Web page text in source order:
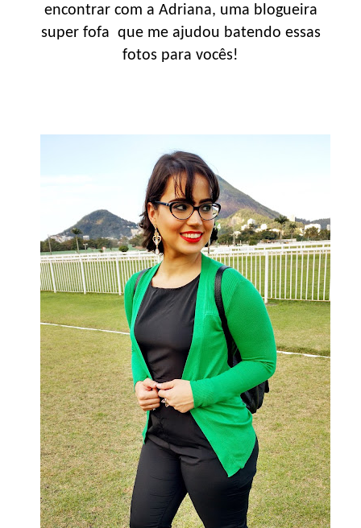
encontrar com a Adriana, uma blogueira
super fofa que me ajudou batendo essas
fotos para vocês!